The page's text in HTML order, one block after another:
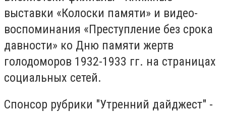
выставки «Колоски памяти» и видео-
воспоминания «Преступление без срока
давности» ко Дню памяти жертв
голодоморов 1932-1933 гг. на страницах
социальных сетей.
Спонсор рубрики "Утренний дайджест" -